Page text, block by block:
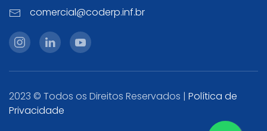
comercial@coderp.inf.br
2023 © Todos os Direitos Reservados | Política de
Privacidade